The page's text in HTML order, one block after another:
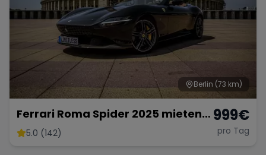
Berlin (73 km)
Ferrari Roma Spider 2025 mieten
Berlin Cabrio Roadster Exot
5.0 (142)
999€
pro Tag